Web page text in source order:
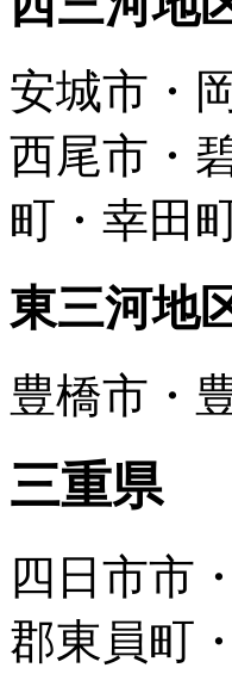
安城市・
西尾市・
町・幸田
東三河地
豊橋市・
三重県
四日市市
郡東員町